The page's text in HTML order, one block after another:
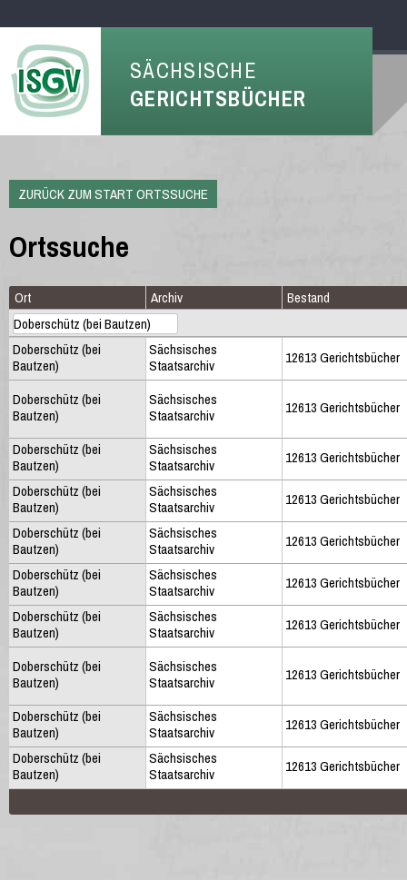
SÄCHSISCHE
GERICHTSBÜCHER
ZURÜCK ZUM START ORTSSUCHE
Ortssuche
Ort Archiv Bestand
Doberschütz (bei
Bautzen)
Sächsisches
Staatsarchiv
12613 Gerichtsbücher
Doberschütz (bei
Bautzen)
Sächsisches
Staatsarchiv
12613 Gerichtsbücher
Doberschütz (bei
Bautzen)
Sächsisches
Staatsarchiv
12613 Gerichtsbücher
Doberschütz (bei
Bautzen)
Sächsisches
Staatsarchiv
12613 Gerichtsbücher
Doberschütz (bei
Bautzen)
Sächsisches
Staatsarchiv
12613 Gerichtsbücher
Doberschütz (bei
Bautzen)
Sächsisches
Staatsarchiv
12613 Gerichtsbücher
Doberschütz (bei
Bautzen)
Sächsisches
Staatsarchiv
12613 Gerichtsbücher
Doberschütz (bei
Bautzen)
Sächsisches
Staatsarchiv
12613 Gerichtsbücher
Doberschütz (bei
Bautzen)
Sächsisches
Staatsarchiv
12613 Gerichtsbücher
Doberschütz (bei
Bautzen)
Sächsisches
Staatsarchiv
12613 Gerichtsbücher